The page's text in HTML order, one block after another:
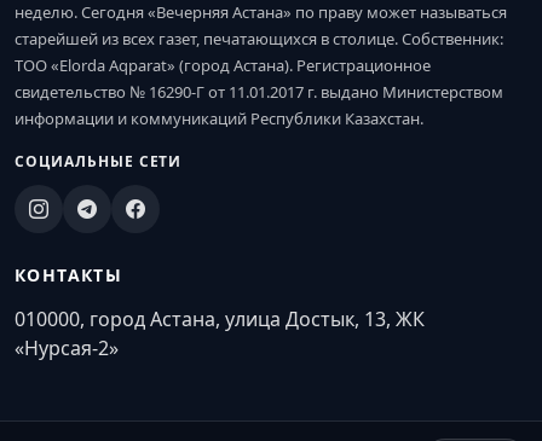
неделю. Сегодня «Вечерняя Астана» по праву может называться
старейшей из всех газет, печатающихся в столице. Собственник:
ТОО «Elorda Aqparat» (город Астана). Регистрационное
свидетельство № 16290-Г от 11.01.2017 г. выдано Министерством
информации и коммуникаций Республики Казахстан.
СОЦИАЛЬНЫЕ СЕТИ
КОНТАКТЫ
010000, город Астана, улица Достык, 13, ЖК
«Нурсая-2»